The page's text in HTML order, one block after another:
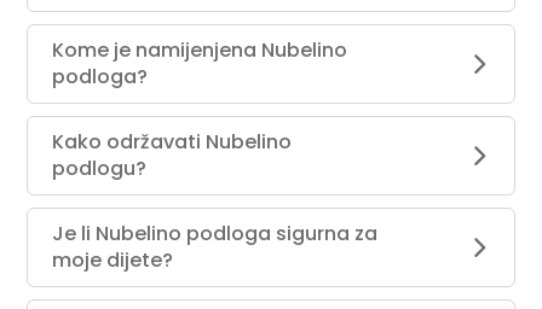
Kome je namijenjena Nubelino
podloga?
Kako održavati Nubelino
podlogu?
Je li Nubelino podloga sigurna za
moje dijete?